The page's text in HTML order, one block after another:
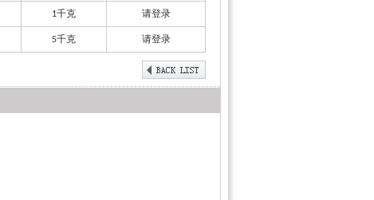
1千克 请登录
5千克 请登录